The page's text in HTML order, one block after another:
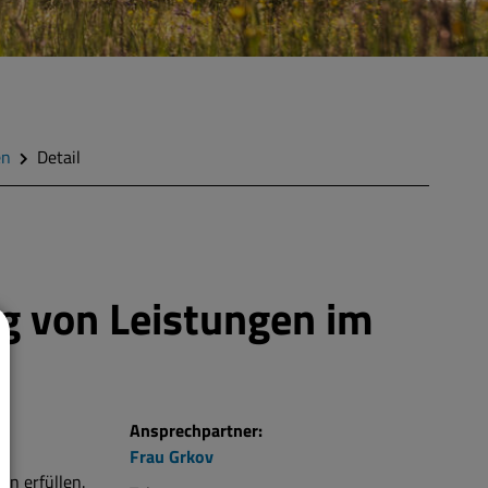
Detail
von Leistungen im
erfüllen.
Ansprechpartner:
FrauGrkov